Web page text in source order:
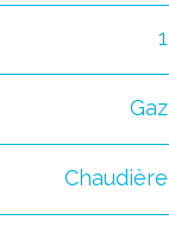
1
Gaz
Chaudière